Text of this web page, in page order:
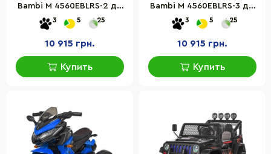
Bambi M 4560EBLRS-2 до
30 кг
3 5 25
10 915 грн.
Купить
Bambi M 4560EBLRS-3 до
30 кг
3 5 25
10 915 грн.
Купить